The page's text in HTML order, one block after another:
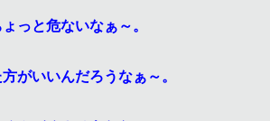
っと危ないなぁ～。
がいいんだろうなぁ～。